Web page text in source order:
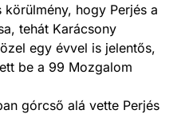
hogy Perjés a
tehát Karácsony
egy évvel is jelentős,
be a 99 Mozgalom
górcső alá vette Perjés